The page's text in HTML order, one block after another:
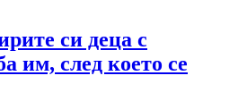
си деца с
им, след което се